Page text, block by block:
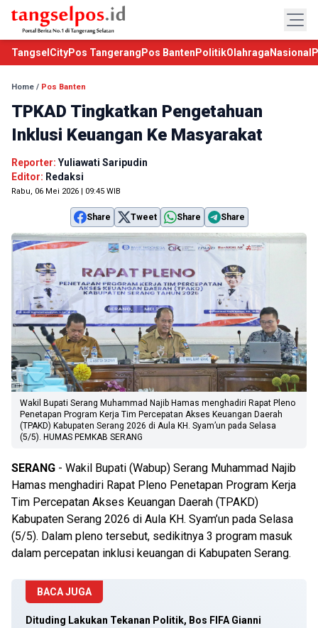
TangselCityPos Tangerang Pos Banten PolitikOlahraga Nasional
Home / Pos Banten
TPKAD Tingkatkan Pengetahuan
Inklusi Keuangan Ke Masyarakat
Reporter: Yuliawati Saripudin
Editor: Redaksi
Rabu, 06 Mei 2026 | 09:45 WIB
Share Tweet Share Share
Wakil Bupati Serang Muhammad Najib Hamas menghadiri Rapat Pleno
Penetapan Program Kerja Tim Percepatan Akses Keuangan Daerah
(TPAKD) Kabupaten Serang 2026 di Aula KH. Syam’un pada Selasa
(5/5). HUMAS PEMKAB SERANG
SERANG - Wakil Bupati (Wabup) Serang Muhammad Najib
Hamas menghadiri Rapat Pleno Penetapan Program Kerja
Tim Percepatan Akses Keuangan Daerah (TPAKD)
Kabupaten Serang 2026 di Aula KH. Syam’un pada Selasa
(5/5). Dalam pleno tersebut, sedikitnya 3 program masuk
dalam percepatan inklusi keuangan di Kabupaten Serang.
BACA JUGA
Dituding Lakukan Tekanan Politik, Bos FIFA Gianni